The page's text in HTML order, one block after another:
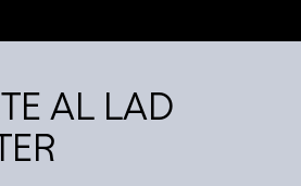
AL LAD